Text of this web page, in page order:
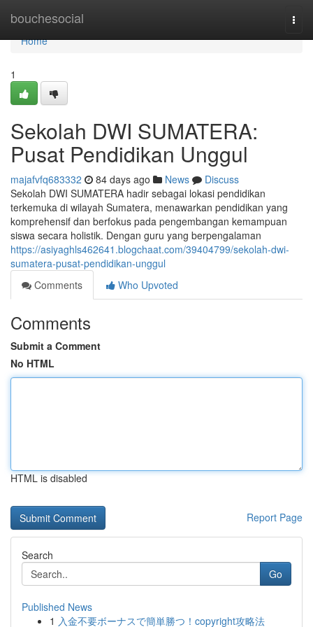
bouchesocial
Home
Home
1
Sekolah DWI SUMATERA:
Pusat Pendidikan Unggul
majafvfq683332 84 days ago News
Discuss
Sekolah DWI SUMATERA hadir sebagai lokasi pendidikan
terkemuka di wilayah Sumatera, menawarkan pendidikan yang
komprehensif dan berfokus pada pengembangan kemampuan
siswa secara holistik. Dengan guru yang berpengalaman
https://asiyaghls462641.blogchaat.com/39404799/sekolah-dwi-
sumatera-pusat-pendidikan-unggul
Comments
Who Upvoted
Comments
Submit a Comment
No HTML
HTML is disabled
Report Page
Search
Go
Published News
1 入金不要ボーナスで簡単勝つ！copyright攻略法